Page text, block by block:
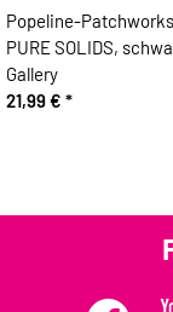
Popeline-
PURE SOLIDS,
Gallery
21,99 € *